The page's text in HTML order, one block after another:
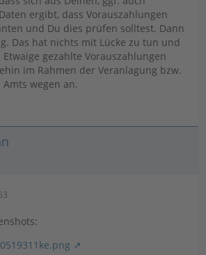
ergibt, dass Vorauszahlungen
und Du dies prüfen solltest. Dann
Das hat nichts mit Lücke zu tun und
gezahlte Vorauszahlungen
im Rahmen der Veranlagung bzw.
Amts wegen an.